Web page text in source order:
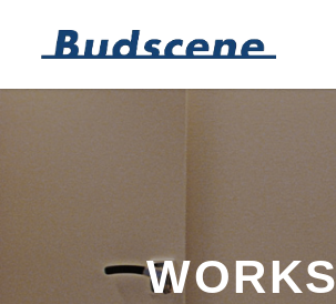
WORKS